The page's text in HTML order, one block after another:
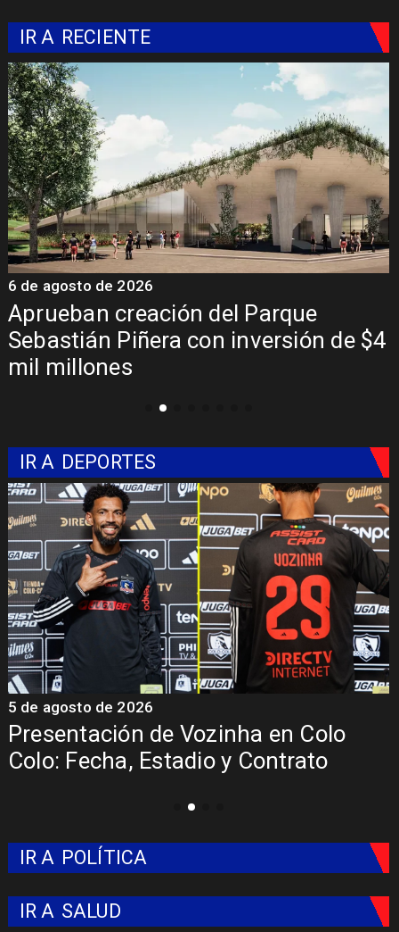
IR A RECIENTE
Aprueban creación del Parque
Sebastián Piñera con inversión de $4
mil millones
6 de agosto de 2026
IR A DEPORTES
Presentación de Vozinha en Colo
Colo: Fecha, Estadio y Contrato
5 de agosto de 2026
IR A POLÍTICA
IR A SALUD